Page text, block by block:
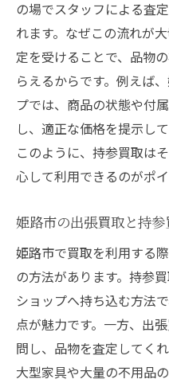
の場でスタッフによる査
れます。なぜこの流れが
定を受けることで、品物
らえるからです。例えば
プでは、商品の状態や付
し、適正な価格を提示し
このように、持参買取は
心して利用できるのがポイ
姫路市の出張買取と持
姫路市で買取を利用する
の方法があります。持参
ショップへ持ち込む方法
点が魅力です。一方、出
問し、品物を査定してく
大型家具や大量の不用品